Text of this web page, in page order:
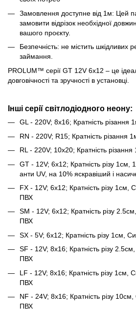
Замовлення доступне від 1м: Цей
замовити відрізок необхідної
вашого проєкту.
Безпечність: не містить шкідливих
займання.
PROLUM™ серії GT 12V 6x12 – це
довговічності та зручності в установці.
Інші серії світлодіодного неону:
GL - 220V; 8x16; Кратність різання
RN - 220V; R15; Кратність різання
RL - 220V; 10x20; Кратність
GT - 12V; 6x12; Кратність різу 1см,
анти UV, на 10% яскравіший і
FX - 12V; 6x12; Кратність різу 1см,
ПВХ
SM - 12V; 6x12; Кратність різу
ПВХ
SX - 5V; 6x12; Кратність різу 1см,
SF - 12V; 8x16; Кратність різу
ПВХ
LF - 12V; 8x16; Кратність різу 1см,
ПВХ
NF - 24V; 8x16; Кратність різу
ПВХ